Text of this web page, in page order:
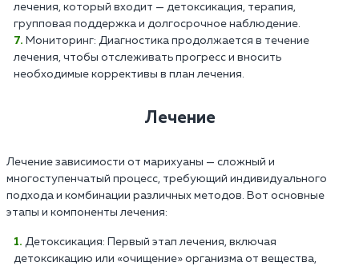
лечения, который входит — детоксикация, терапия,
групповая поддержка и долгосрочное наблюдение.
Мониторинг: Диагностика продолжается в течение
лечения, чтобы отслеживать прогресс и вносить
необходимые коррективы в план лечения.
Лечение
Лечение зависимости от марихуаны — сложный и
многоступенчатый процесс, требующий индивидуального
подхода и комбинации различных методов. Вот основные
этапы и компоненты лечения:
Детоксикация: Первый этап лечения, включая
детоксикацию или «очищение» организма от вещества,